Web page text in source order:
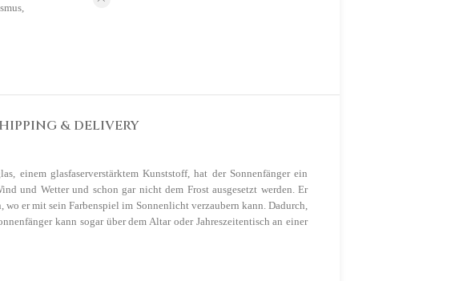
& DELIVERY
einem glasfaserverstärktem Kunststoff, hat der Sonnenfänger ein
und Wetter und schon gar nicht dem Frost ausgesetzt werden. Er
er mit sein Farbenspiel im Sonnenlicht verzaubern kann. Dadurch,
kann sogar über dem Altar oder Jahreszeitentisch an einer